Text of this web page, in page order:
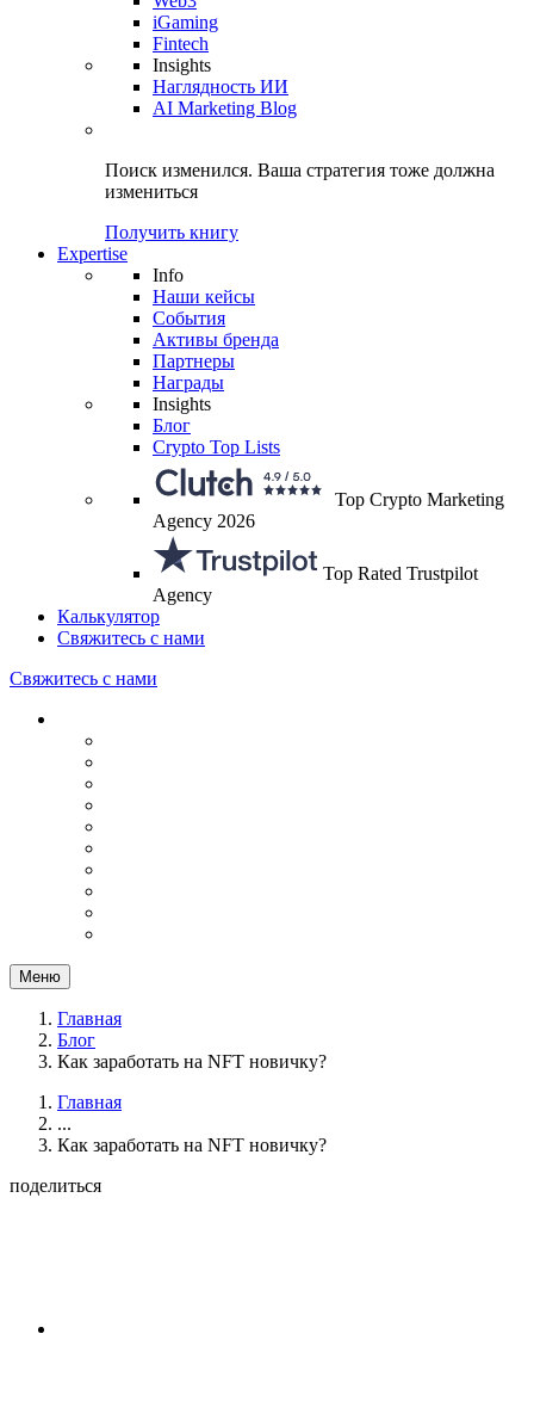
iGaming
Fintech
Insights
Наглядность ИИ
AI Marketing Blog
Поиск изменился. Ваша стратегия тоже должна
измениться
Получить книгу
Expertise
Info
Наши кейсы
События
Активы бренда
Партнеры
Награды
Insights
Блог
Crypto Top Lists
Top Crypto Marketing
Agency 2026
Top Rated Trustpilot
Agency
Калькулятор
Свяжитесь с нами
Свяжитесь с нами
Меню
Главная
Блог
Как заработать на NFT новичку?
Главная
...
Как заработать на NFT новичку?
поделиться